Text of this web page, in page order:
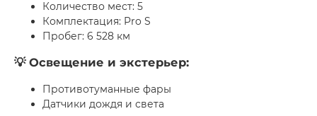
Количество мест: 5
Комплектация: Pro S
Пробег: 6 528 км
💡 Освещение и экстерьер:
Противотуманные фары
Датчики дождя и света